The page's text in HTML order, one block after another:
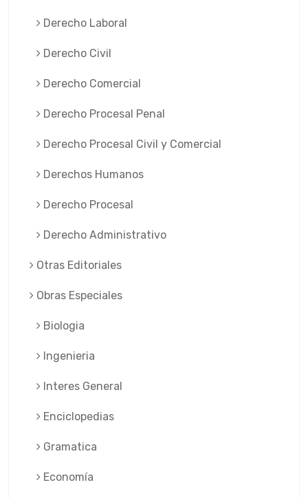
Derecho Laboral
Derecho Civil
Derecho Comercial
Derecho Procesal Penal
Derecho Procesal Civil y Comercial
Derechos Humanos
Derecho Procesal
Derecho Administrativo
Otras Editoriales
Obras Especiales
Biologia
Ingenieria
Interes General
Enciclopedias
Gramatica
Economía